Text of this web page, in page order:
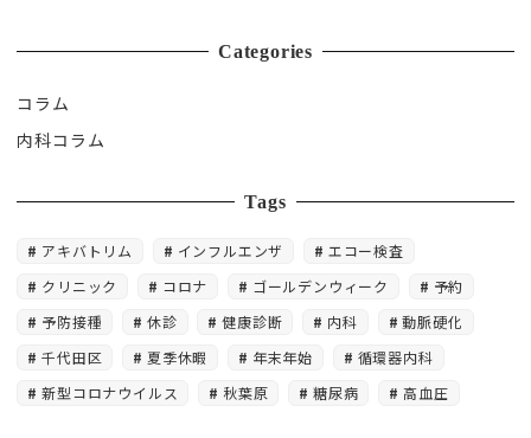
Categories
コラム
内科コラム
Tags
アキバトリム インフルエンザ
エコー検査
クリニック
コロナ ゴールデンウィーク
予約
予防接種
休診 健康診断 内科
動脈硬化
千代田区
夏季休暇 年末年始
循環器内科
新型コロナウイルス
秋葉原 糖尿病 高血圧